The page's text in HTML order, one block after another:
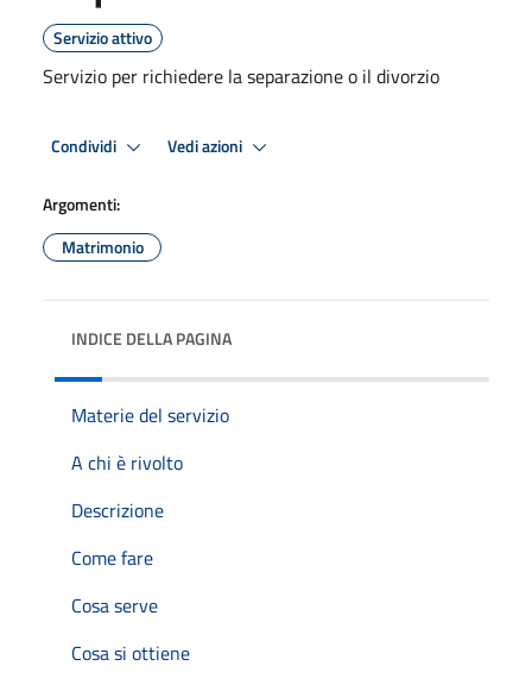
Servizio attivo
Servizio per richiedere la separazione o il divorzio
Condividi Vedi azioni
Argomenti:
Matrimonio
INDICE DELLA PAGINA
Materie del servizio
A chi è rivolto
Descrizione
Come fare
Cosa serve
Cosa si ottiene